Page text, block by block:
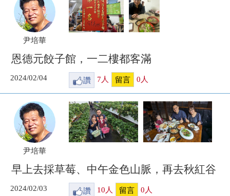
尹培華
恩德元餃子館，一二樓都客滿
2024/02/04 讚 7 人 留言 0 人
尹培華
早上去採草莓、中午金色山脈，再去秋紅谷
2024/02/03 讚 10 人 留言 0 人